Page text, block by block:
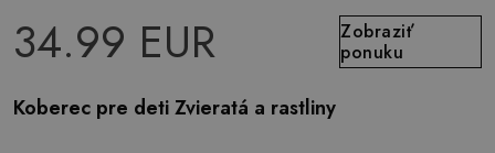
34.99 EUR
Zobraziť
ponuku
Koberec pre deti Zvieratá a rastliny